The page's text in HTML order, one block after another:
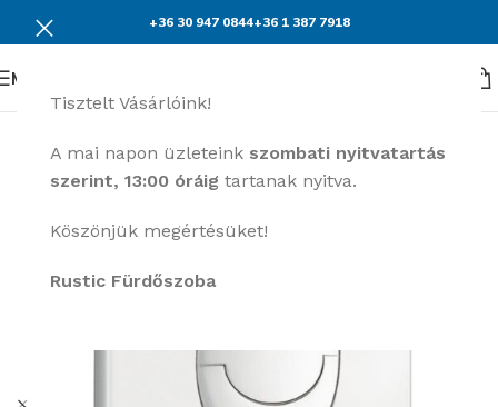
Tisztelt Vásárlóink!
A mai napon üzleteink szombati nyitvatartás
szerint, 13:00 óráig tartanak nyitva.
Köszönjük megértésüket!
Rustic Fürdőszoba
+36 30 947 0844+36 1 387 7918
Menü